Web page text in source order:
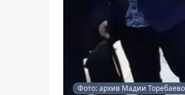
Фото: архив Мадии